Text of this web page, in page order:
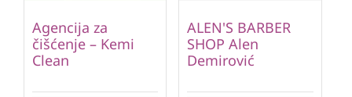
Agencija za
čišćenje – Kemi
Clean
ALEN'S BARBER
SHOP Alen
Demirović